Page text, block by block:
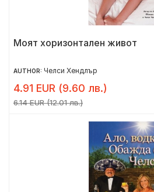
Моят хоризонтален живот
AUTHOR: Челси Хендлър
4.91 EUR (9.60 лв.)
6.14 EUR (12.01 лв.)